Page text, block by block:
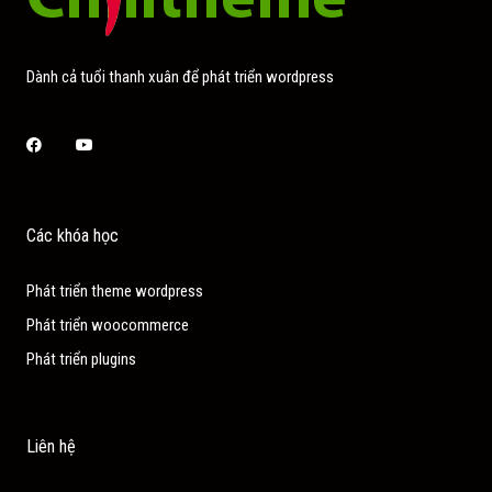
Dành cả tuổi thanh xuân để phát triển wordpress
FacebookYoutube
Các khóa học
Phát triển theme wordpress
Phát triển woocommerce
Phát triển plugins
Liên hệ